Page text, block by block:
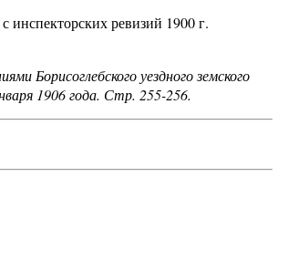
инспекторских ревизий 1900 г.
Борисоглебского уездного земского
1906 года. Стр. 255-256.